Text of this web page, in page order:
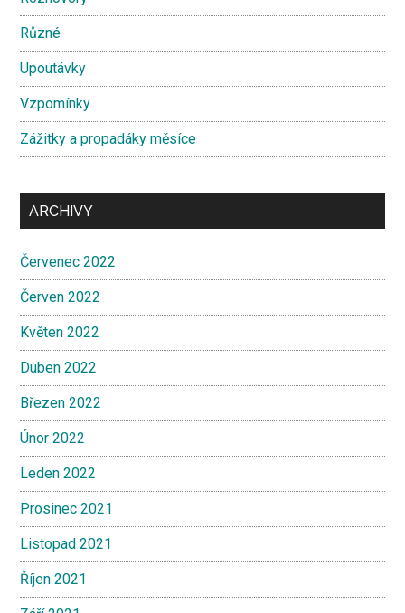
Různé
Upoutávky
Vzpomínky
Zážitky a propadáky měsíce
ARCHIVY
Červenec 2022
Červen 2022
Květen 2022
Duben 2022
Březen 2022
Únor 2022
Leden 2022
Prosinec 2021
Listopad 2021
Říjen 2021